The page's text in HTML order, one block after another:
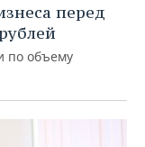
перед
по объему